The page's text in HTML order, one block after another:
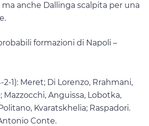
ma anche Dallinga scalpita per una
formazioni di Napoli –
2-1): Meret; Di Lorenzo, Rrahmani,
Mazzocchi, Anguissa, Lobotka,
Kvaratskhelia; Raspadori.
Conte.